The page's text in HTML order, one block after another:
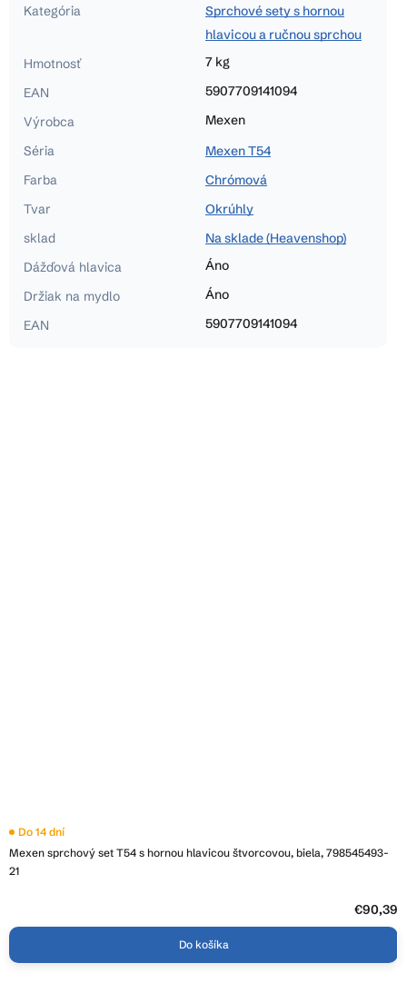
Kategória
Sprchové sety s hornou
hlavicou a ručnou sprchou
Hmotnosť
7 kg
EAN
5907709141094
Výrobca
Mexen
Séria
Mexen T54
Farba
Chrómová
Tvar
Okrúhly
sklad
Na sklade (Heavenshop)
Dážďová hlavica
Áno
Držiak na mydlo
Áno
EAN
5907709141094
Mexen sprchový set T54 s hornou hlavicou štvorcovou, biela, 798545493-
21
Do 14 dní
€90,39
Do košíka